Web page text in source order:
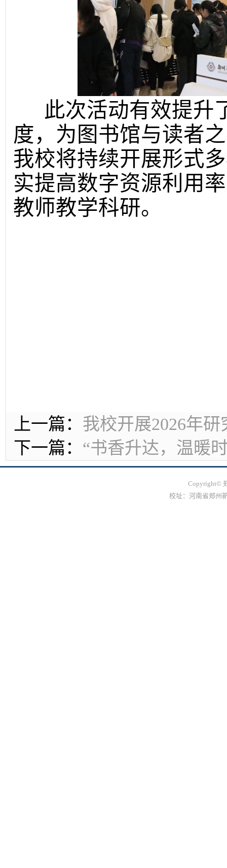
此次活动有效提升
度，为图书馆与读者
我校将持续开展形式
实提高数字资源利用
教师教学科研。
上一篇： 我校开展2026年
下一篇： “书香升达，温暖
Copyright©
校址：河南省郑州